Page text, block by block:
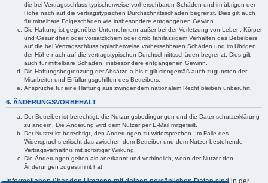
die bei Vertragsschluss typischerweise vorhersehbaren Schäden und im übrigen der
Höhe nach auf die vertragstypischen Durchschnittsschäden begrenzt. Dies gilt auch
für mittelbare Folgeschäden wie insbesondere entgangenen Gewinn.
Die Haftung ist gegenüber Unternehmern außer bei der Verletzung von Leben, Körper
und Gesundheit oder vorsätzlichem oder grob fahrlässigem Verhalten des Betreibers
auf die bei Vertragsschluss typischerweise vorhersehbaren Schäden und im Übrigen
der Höhe nach auf die vertragstypischen Durchschnittsschäden begrenzt. Dies gilt
auch für mittelbare Schäden, insbesondere entgangenen Gewinn.
Die Haftungsbegrenzung der Absätze a bis c gilt sinngemäß auch zugunsten der
Mitarbeiter und Erfüllungsgehilfen des Betreibers.
Ansprüche für eine Haftung aus zwingendem nationalem Recht bleiben unberührt.
6. ÄNDERUNGSVORBEHALT
Der Betreiber ist berechtigt, die Nutzungsbedingungen und die Datenschutzerklärung
zu ändern. Die Änderung wird dem Nutzer per E-Mail mitgeteilt.
Der Nutzer ist berechtigt, den Änderungen zu widersprechen. Im Falle des
Widerspruchs erlischt das zwischen dem Betreiber und dem Nutzer bestehende
Vertragsverhältnis mit sofortiger Wirkung.
Die Änderungen gelten als anerkannt und verbindlich, wenn der Nutzer den
Änderungen zugestimmt hat.
Informationen über den Umgang mit deinen persönlichen Daten sind in der